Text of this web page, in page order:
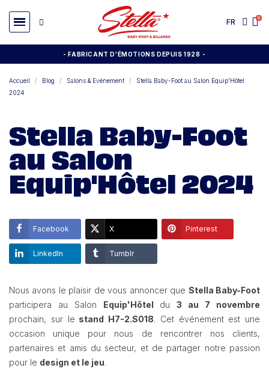
FR
- FABRICANT D'ÉMOTIONS DEPUIS 1928 -
Accueil Blog Salons & Evénement
Stella Baby-Foot au Salon Equip'Hôtel
2024
Stella Baby-Foot
au Salon
Equip'Hôtel 2024
Facebook X Pinterest
LinkedIn Tumblr
Nous avons le plaisir de vous annoncer que Stella Baby-Foot
participera au Salon Equip'Hôtel du 3 au 7 novembre
prochain, sur le stand H7-2.S018. Cet événement est une
occasion unique pour nous de rencontrer nos clients,
partenaires et amis du secteur, et de partager notre passion
pour le design et le jeu.